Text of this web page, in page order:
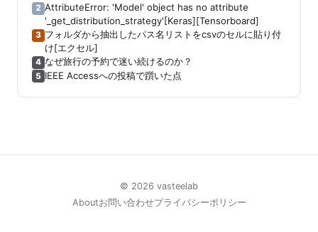
2 AttributeError: 'Model' object has no attribute
'_get_distribution_strategy'[Keras][Tensorboard]
3 フォルダから抽出したパス名リストをcsvのセルに貼り付
け[エクセル]
4 なぜ旅行の予約で迷い続けるのか？
5 IEEE Accessへの投稿で躓いた点
© 2026 vasteelab
Aboutお問い合わせプライバシーポリシー